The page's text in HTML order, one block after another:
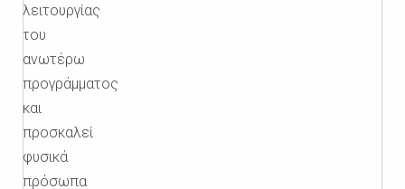
λειτουργίας
του
ανωτέρω
προγράμματος
και
προσκαλεί
φυσικά
πρόσωπα